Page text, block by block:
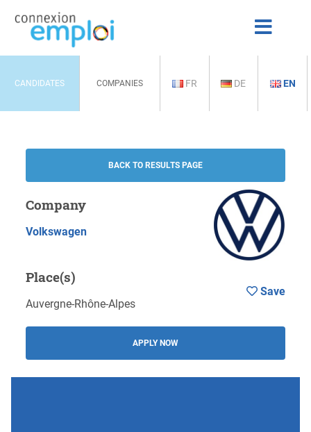
CANDIDATES COMPANIES FR DE EN
BACK TO RESULTS PAGE
Company
Volkswagen
Place(s)
Auvergne-Rhône-Alpes
APPLY NOW
Save